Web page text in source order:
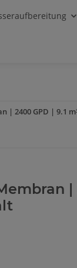
| 2400 GPD | 9.1
|